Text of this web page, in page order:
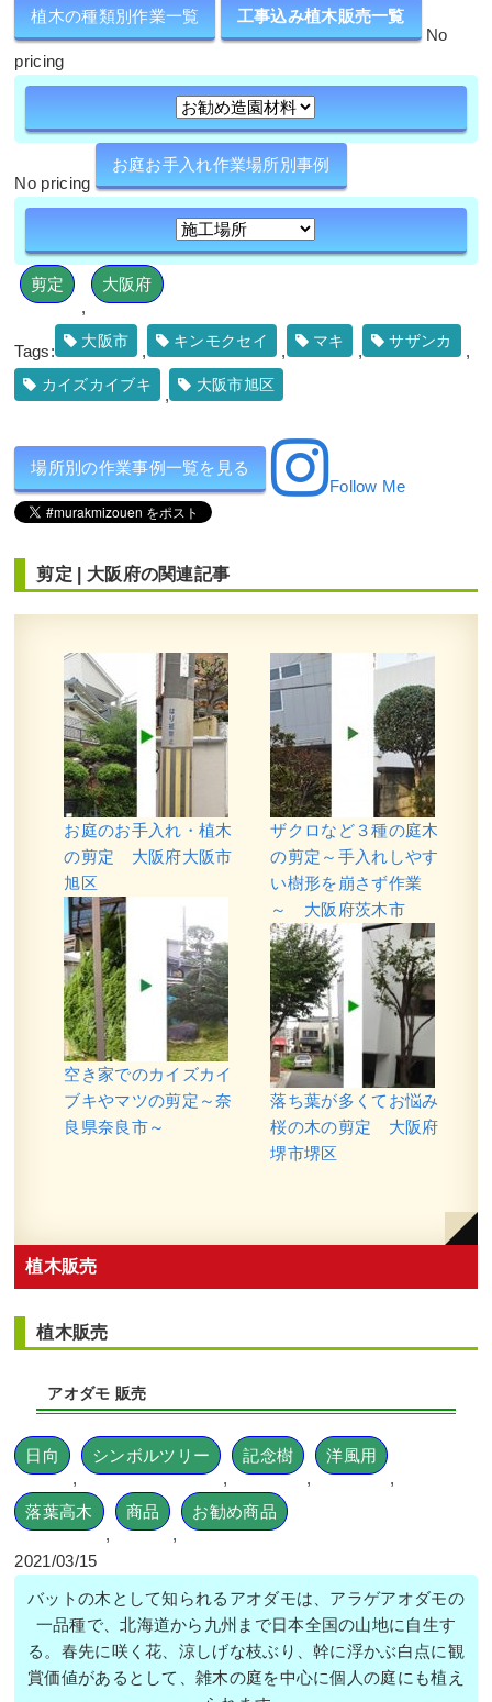
植木の種類別作業一覧
工事込み植木販売一覧
No
pricing
No pricing
お庭お手入れ作業場所別事例
剪定
,
大阪府
Tags:
大阪市
,
キンモクセイ
,
マキ
,
サザンカ
,
カイズカイブキ
,
大阪市旭区
場所別の作業事例一覧を見る
Follow Me
剪定 大阪府の関連記事
お庭のお手入れ・植木
の剪定 大阪府大阪市
旭区
空き家でのカイズカイ
ブキやマツの剪定～奈
良県奈良市～
ザクロなど３種の庭木
の剪定～手入れしやす
い樹形を崩さず作業
～ 大阪府茨木市
落ち葉が多くてお悩み
桜の木の剪定 大阪府
堺市堺区
植木販売
植木販売
アオダモ 販売
日向
,
シンボルツリー
,
記念樹
,
洋風用
,
落葉高木
,
商品
,
お勧め商品
2021/03/15
バットの木として知られるアオダモは、アラゲアオダモの
一品種で、北海道から九州まで日本全国の山地に自生す
る。春先に咲く花、涼しげな枝ぶり、幹に浮かぶ白点に観
賞価値があるとして、雑木の庭を中心に個人の庭にも植え